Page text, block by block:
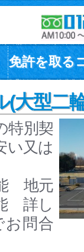
免許を取る
(大型二
特別契
い又は
地元
詳し
お問合